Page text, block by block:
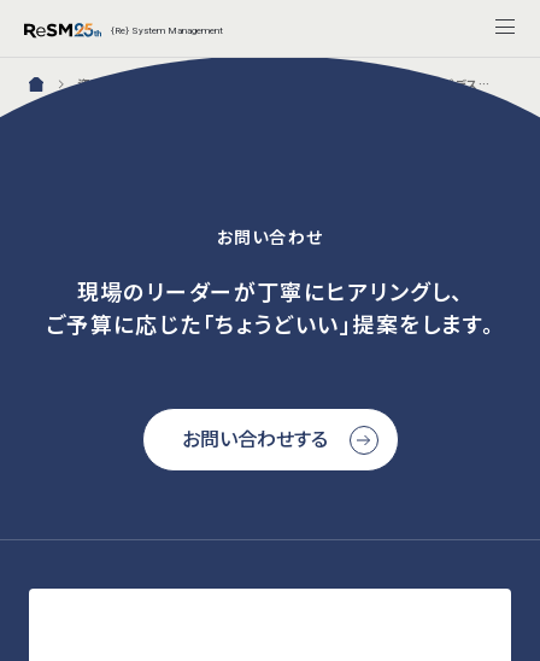
{Re} System Management
資料ダウンロード：万全のヘルプデスク体制を構築！ITSM・AIヘルプデスクサービス紹介資料2点セット完了画面
お問い合わせ
現場のリーダーが丁寧にヒアリングし、
ご予算に応じた「ちょうどいい」提案をします。
お問い合わせする